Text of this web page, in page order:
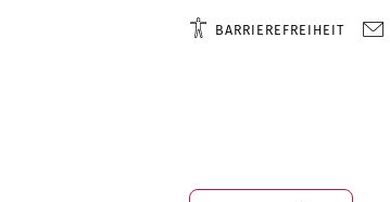
BARRIEREFREIHEIT